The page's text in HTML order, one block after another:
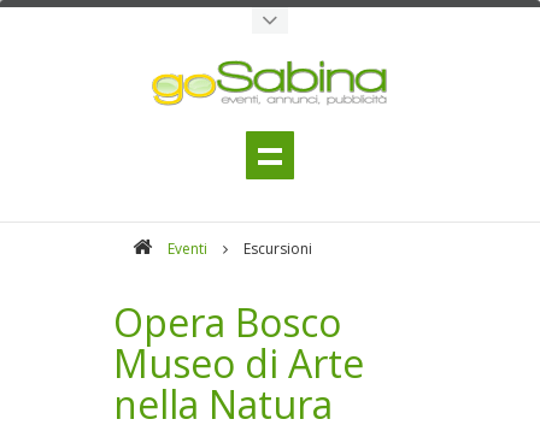
Eventi Escursioni
Opera Bosco
Museo di Arte
nella Natura